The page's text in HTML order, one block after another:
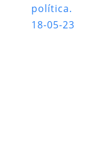
política.
18-05-23